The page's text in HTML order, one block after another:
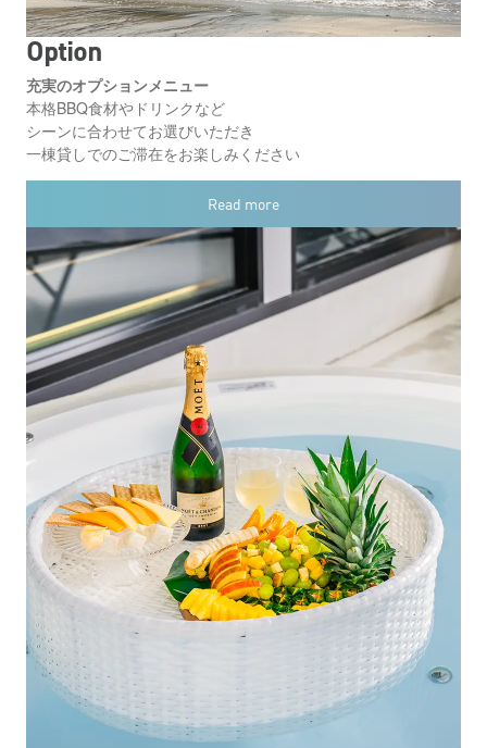
Option
充実のオプションメニュー
本格BBQ食材やドリンクなど
シーンに合わせてお選びいただき
一棟貸しでのご滞在をお楽しみください
Read more